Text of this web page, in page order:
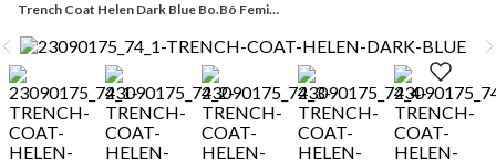
Trench Coat Helen Dark Blue Bo.Bô Feminino